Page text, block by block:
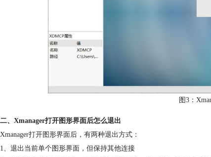
图3：
二、Xmanager打开图形界面后怎么退出
Xmanager打开图形界面后，有两种退出方式：
1、退出当前单个图形界面，但保持其他连接